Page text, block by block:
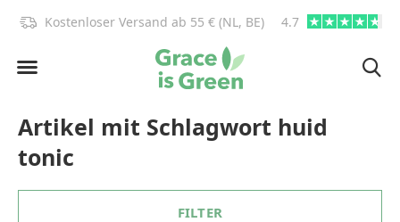
Kostenloser Versand ab 55 € (NL, BE) 4.7
Artikel mit Schlagwort huid
tonic
FILTER